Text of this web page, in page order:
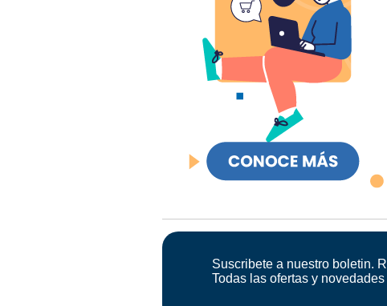
Suscribete a nuestro boletin.
Todas las ofertas y